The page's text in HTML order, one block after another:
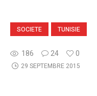
SOCIETE TUNISIE
186 24 0
29 SEPTEMBRE 2015